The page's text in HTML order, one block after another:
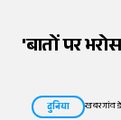
'बातों पर
दुनिया खबरगांव